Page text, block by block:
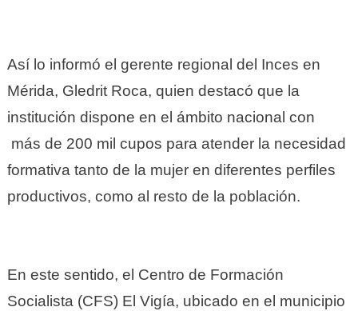
Así lo informó el gerente regional del Inces en
Mérida, Gledrit Roca, quien destacó que la
institución dispone en el ámbito nacional con
más de 200 mil cupos para atender la necesidad
formativa tanto de la mujer en diferentes perfiles
productivos, como al resto de la población.
En este sentido, el Centro de Formación
Socialista (CFS) El Vigía, ubicado en el municipio